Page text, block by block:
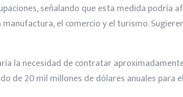
señalando que esta medida podría
el comercio y el turismo.
la necesidad de contratar
de 20 mil millones de dólares anuales para